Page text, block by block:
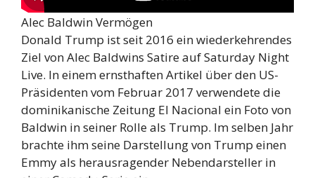
Alec Baldwin Vermögen
Donald Trump ist seit 2016 ein wiederkehrendes
Ziel von Alec Baldwins Satire auf Saturday Night
Live. In einem ernsthaften Artikel über den US-
Präsidenten vom Februar 2017 verwendete die
dominikanische Zeitung El Nacional ein Foto von
Baldwin in seiner Rolle als Trump. Im selben Jahr
brachte ihm seine Darstellung von Trump einen
Emmy als herausragender Nebendarsteller in